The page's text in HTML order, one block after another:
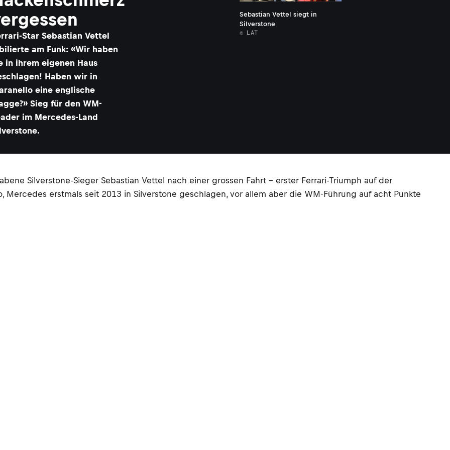
Star Sebastian Vettel
am Funk: «Wir haben
in ihrem eigenen Haus
Haben wir in
eine englische
Sieg für den WM-
im Mercedes-Land
Sebastian Vettel siegt in
Silverstone
© LAT
Silverstone-Sieger Sebastian Vettel nach einer grossen Fahrt – erster Ferrari-Triumph auf der
erstmals seit 2013 in Silverstone geschlagen, vor allem aber die WM-Führung auf acht Punkte